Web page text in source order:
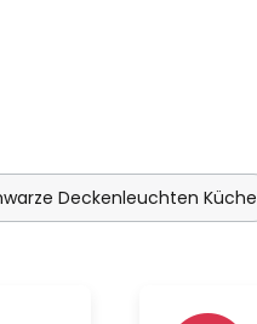
Deckenleuchten Küche